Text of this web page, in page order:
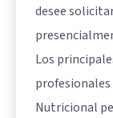
desee
Los
Nutricional